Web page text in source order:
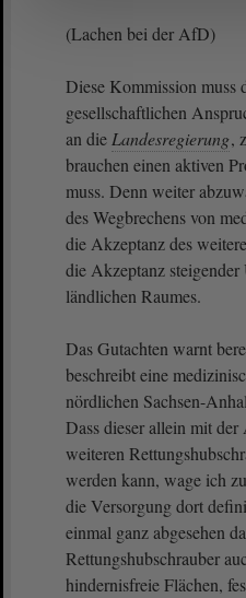
(Lachen bei der AfD)
Diese Kommission muss
gesellschaftlichen
an die Landesregierung,
brauchen einen aktiven
muss. Denn weiter
des Wegbrechens von
die Akzeptanz des
die Akzeptanz
ländlichen Raumes.
Das Gutachten warnt
beschreibt eine
nördlichen Sachsen-
Dass dieser allein mit
weiteren
werden kann, wage ich
die Versorgung dort
einmal ganz abgesehen
Rettungshubschrauber
hindernisfreie Flächen,